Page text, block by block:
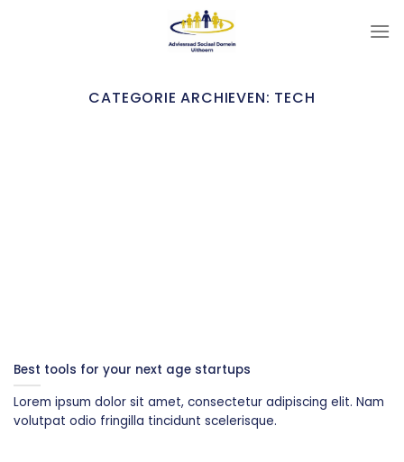
CATEGORIE ARCHIEVEN: TECH
Best tools for your next age startups
Lorem ipsum dolor sit amet, consectetur adipiscing elit. Nam
volutpat odio fringilla tincidunt scelerisque.